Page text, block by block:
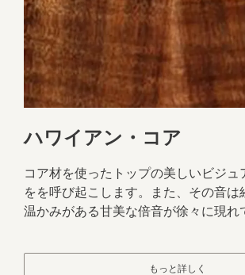
ハワイアン・コア
コア材を使ったトップの美しいビジュ
をを呼び起こします。また、その音は
温かみがある甘美な倍音が徐々に現れ
もっと詳しく